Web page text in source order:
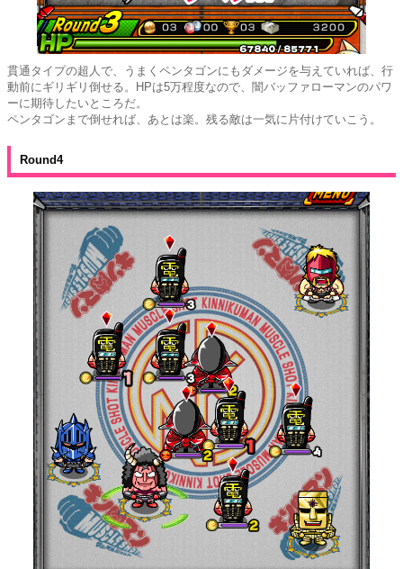
貫通タイプの超人で、うまくペンタゴンにもダメージを与えていれば、行
動前にギリギリ倒せる。HPは5万程度なので、闇バッファローマンのパワ
ーに期待したいところだ。
ペンタゴンまで倒せれば、あとは楽。残る敵は一気に片付けていこう。
Round4